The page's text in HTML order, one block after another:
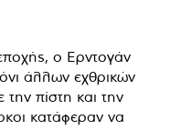
ο Ερντογάν
άλλων εχθρικών
πίστη και την
κατάφεραν να